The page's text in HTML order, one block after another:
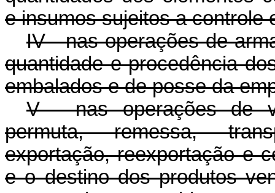
e insumos sujeitos a controle
IV - nas operações de
quantidade e procedência
embalados e de posse da
V - nas operações de
permuta, remessa,
exportação, reexportação e
e o destino dos produtos